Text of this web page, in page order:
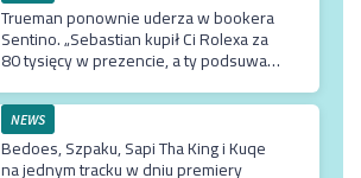
Trueman ponownie uderza w bookera
Sentino. „Sebastian kupił Ci Rolexa za
80 tysięcy w prezencie, a ty podsuwasz
NEWS
Bedoes, Szpaku, Sapi Tha King i Kuqe
na jednym tracku w dniu premiery